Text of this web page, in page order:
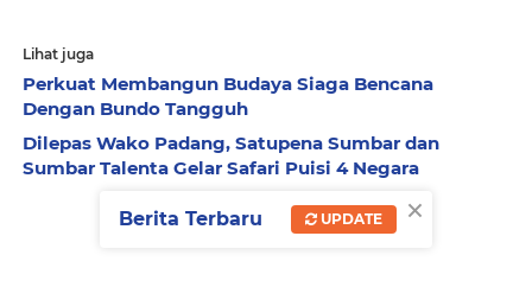
Lihat juga
Perkuat Membangun Budaya Siaga Bencana
Dengan Bundo Tangguh
Dilepas Wako Padang, Satupena Sumbar dan
Sumbar Talenta Gelar Safari Puisi 4 Negara
×
Berita Terbaru UPDATE